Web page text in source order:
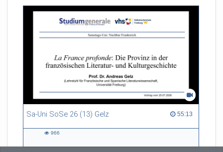
Sa-Uni SoSe 26 (13) Gelz 55:13
55:13 duration
966